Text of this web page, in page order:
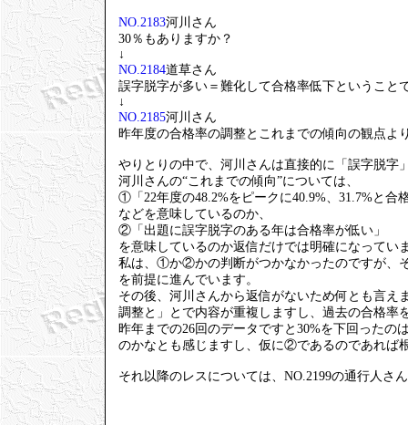
NO.2183河川さん
30％もありますか？
↓
NO.2184道草さん
誤字脱字が多い＝難化して合格率低下ということ
↓
NO.2185河川さん
昨年度の合格率の調整とこれまでの傾向の観点よ
やりとりの中で、河川さんは直接的に「誤字脱字
河川さんの“これまでの傾向”については、
①「22年度の48.2%をピークに40.9%、31.7%と合
などを意味しているのか、
②「出題に誤字脱字のある年は合格率が低い」
を意味しているのか返信だけでは明確になってい
私は、①か②かの判断がつかなかったのですが、
を前提に進んでいます。
その後、河川さんから返信がないため何とも言
調整と」とで内容が重複しますし、過去の合格率
昨年までの26回のデータですと30%を下回った
のかなとも感じますし、仮に②であるのであれば
それ以降のレスについては、NO.2199の通行人さ